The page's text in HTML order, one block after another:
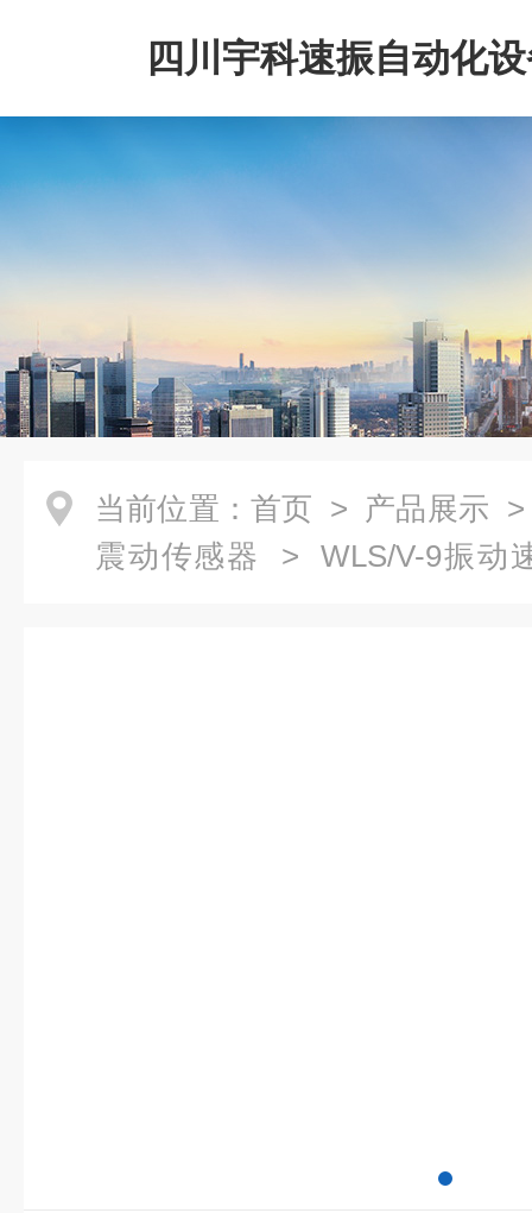
四川宇科速振自动化
公司
当前位置： 首页 > 产品展示
震动传感器 > WLS/V-9振动